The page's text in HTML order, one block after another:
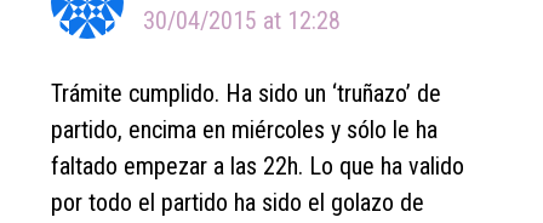
30/04/2015 at 12:28
Trámite cumplido. Ha sido un ‘truñazo’ de
partido, encima en miércoles y sólo le ha
faltado empezar a las 22h. Lo que ha valido
por todo el partido ha sido el golazo de